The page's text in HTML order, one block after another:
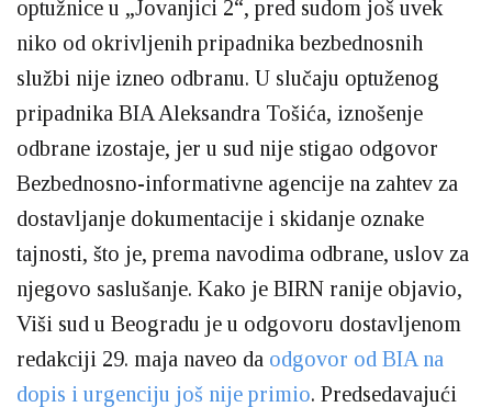
optužnice u „Jovanjici 2“, pred sudom još uvek
niko od okrivljenih pripadnika bezbednosnih
službi nije izneo odbranu. U slučaju optuženog
pripadnika BIA Aleksandra Tošića, iznošenje
odbrane izostaje, jer u sud nije stigao odgovor
Bezbednosno-informativne agencije na zahtev za
dostavljanje dokumentacije i skidanje oznake
tajnosti, što je, prema navodima odbrane, uslov za
njegovo saslušanje. Kako je BIRN ranije objavio,
Viši sud u Beogradu je u odgovoru dostavljenom
redakciji 29. maja naveo da odgovor od BIA na
dopis i urgenciju još nije primio. Predsedavajući